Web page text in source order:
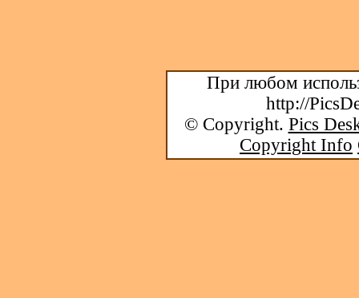
При любом
http://
© Copyright. Pics
Copyright Info